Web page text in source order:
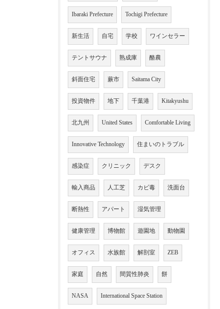
Ibaraki Prefecture Tochigi Prefecture
新生活 自宅 学校 ワインセラー
テントサウナ 熟成庫 酪農
斜面住宅 蕨市 Saitama City
投資物件 地下 千葉港 Kitakyushu
北九州 United States Comfortable Living
Innovative Technology 住まいのトラブル
感染症 クリニック デスク
輸入商品 人工芝 カビ毒 洗面台
断熱性 アパート 湿気管理
健康管理 博物館 遊園地 動物園
オフィス 水族館 解剖室 ZEB
家庭 自然 間質性肺炎 餅
NASA International Space Station